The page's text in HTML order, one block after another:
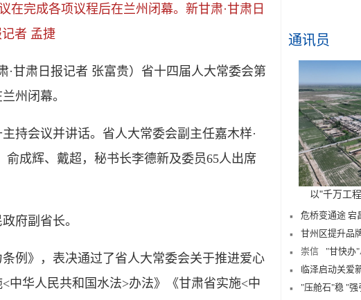
在完成各项议程后在兰州闭幕。新甘肃·甘肃日
者 孟捷
·甘肃日报记者 张富贵）省十四届人大常委会第
州闭幕。
会议并讲话。省人大常委会副主任嘉木样·
俞成辉、戴超，秘书长李德新及委员65人出席
府副省长。
》，表决通过了省人大常委会关于推进爱心
中华人民共和国水法>办法》《甘肃省实施<中
通讯员
以"千万工
危桥变通途 宕
甘州区提升品
"甘快办
崇信
临泽启动关爱
"压舱石"稳 "强